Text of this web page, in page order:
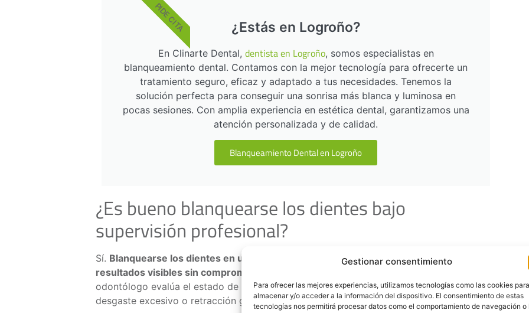
Gestionar consentimiento
Para ofrecer las mejores experiencias, utilizamos tecnologías como las cookies para
almacenar y/o acceder a la información del dispositivo. El consentimiento de estas
tecnologías nos permitirá procesar datos como el comportamiento de navegación o
¿Estás en Logroño?
En Clinarte Dental, dentista en Logroño, somos especialistas en
blanqueamiento dental. Contamos con la mejor tecnología para ofrecerte un
tratamiento seguro, eficaz y adaptado a tus necesidades. Tenemos la
solución perfecta para conseguir una sonrisa más blanca y luminosa en
pocas sesiones. Con amplia experiencia en estética dental, garantizamos una
atención personalizada y de calidad.
Blanqueamiento Dental en Logroño
PIDE CITA
¿Es bueno blanquearse los dientes bajo
supervisión profesional?
Sí. Blanquearse los dientes en una clínica dental es la forma más segura de obtener
resultados visibles sin comprometer la salud
odontólogo evalúa el estado de dientes y encías, descartando problemas como caries,
desgaste excesivo o retracción gingival que podrían causar molestias.